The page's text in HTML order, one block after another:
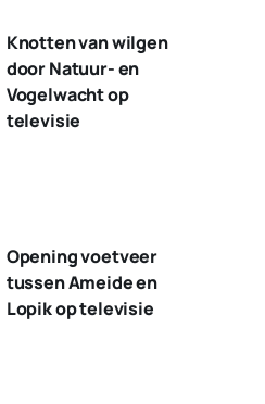
Knotten van wilgen
door Natuur- en
Vogelwacht op
televisie
Opening voetveer
tussen Ameide en
Lopik op televisie